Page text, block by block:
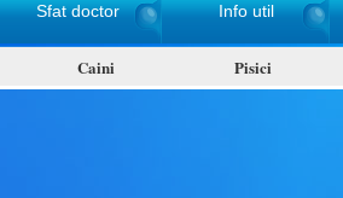
Sfat doctor Info util
Caini Pisici